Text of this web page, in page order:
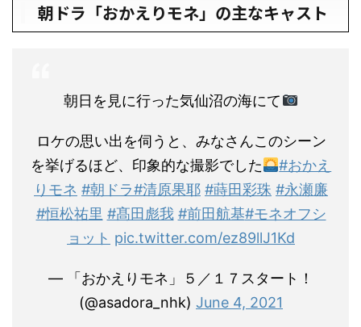
朝ドラ「おかえりモネ」の主なキャスト
朝日を見に行った気仙沼の海にて
ロケの思い出を伺うと、みなさんこのシーン
を挙げるほど、印象的な撮影でした
#おかえ
りモネ #朝ドラ#清原果耶 #蒔田彩珠 #永瀬廉
#恒松祐里 #髙田彪我 #前田航基#モネオフシ
ョット pic.twitter.com/ez89llJ1Kd
— 「おかえりモネ」５／１７スタート！
(@asadora_nhk) June 4, 2021